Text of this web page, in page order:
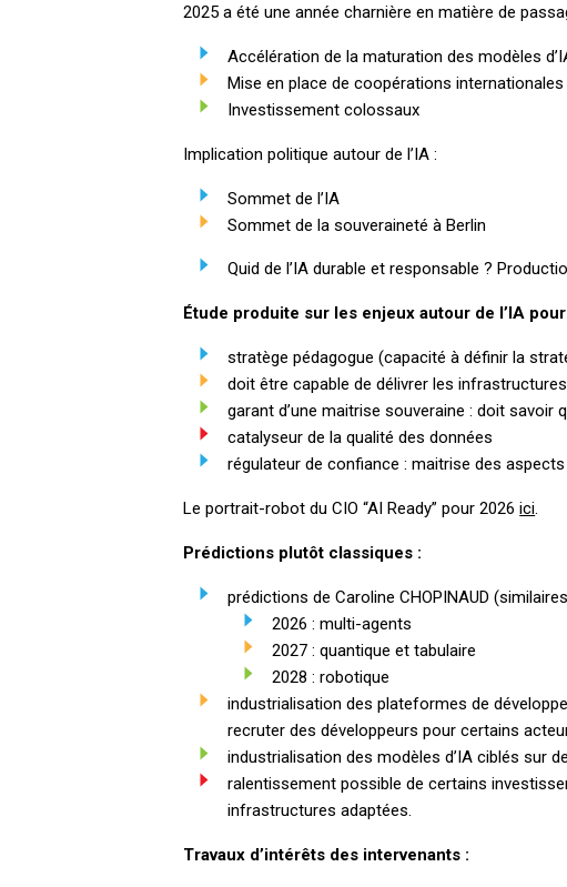
2025 a été une année charnière en matière de
Accélération de la maturation des modèles
Mise en place de coopérations internationales
Investissement colossaux
Implication politique autour de l’IA :
Sommet de l’IA
Sommet de la souveraineté à Berlin
Quid de l’IA durable et responsable ?
Étude produite sur les enjeux autour de l’IA
stratège pédagogue (capacité à définir la
doit être capable de délivrer les
garant d’une maitrise souveraine : doit
catalyseur de la qualité des données
régulateur de confiance : maitrise des
Le portrait-robot du CIO “AI Ready” pour 2026ici
Prédictions plutôt classiques :
prédictions de Caroline CHOPINAUD
2026 : multi-agents
2027 : quantique et tabulaire
2028 : robotique
industrialisation des plateformes de
recruter des développeurs pour certains
industrialisation des modèles d’IA ciblés sur
ralentissement possible de certains
infrastructures adaptées.
Travaux d’intérêts des intervenants :